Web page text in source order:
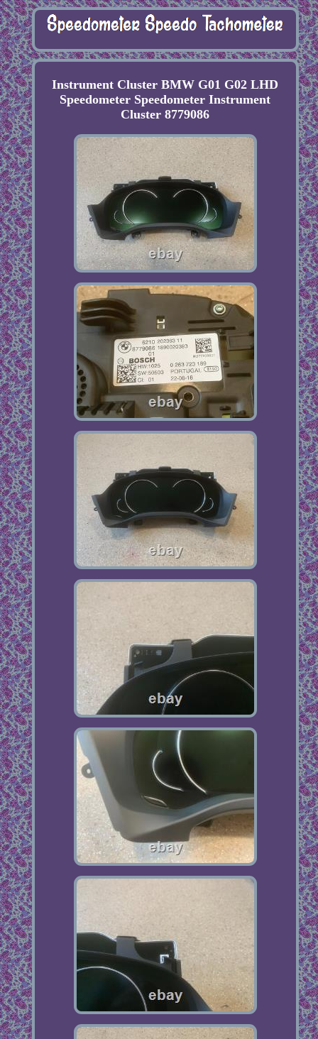
Instrument Cluster BMW G01 G02 LHD
Speedometer Speedometer Instrument
Cluster 8779086